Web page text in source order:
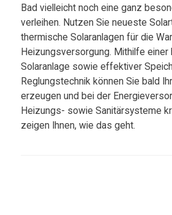
Bad vielleicht noch eine ganz
verleihen. Nutzen Sie neueste
thermische Solaranlagen für die
Heizungsversorgung. Mithilfe einer
Solaranlage sowie effektiver
Reglungstechnik können Sie bald
erzeugen und bei der
Heizungs- sowie Sanitärsysteme
zeigen Ihnen, wie das geht.